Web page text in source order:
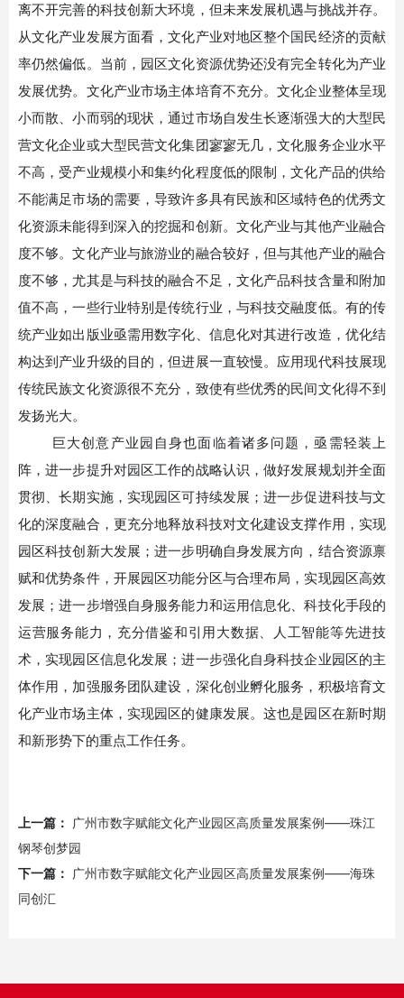
离不开完善的科技创新大环境，但未来发展机遇与挑战并存。
从文化产业发展方面看，文化产业对地区整个国民经济的贡献
率仍然偏低。当前，园区文化资源优势还没有完全转化为产业
发展优势。文化产业市场主体培育不充分。文化企业整体呈现
小而散、小而弱的现状，通过市场自发生长逐渐强大的大型民
营文化企业或大型民营文化集团寥寥无几，文化服务企业水平
不高，受产业规模小和集约化程度低的限制，文化产品的供给
不能满足市场的需要，导致许多具有民族和区域特色的优秀文
化资源未能得到深入的挖掘和创新。文化产业与其他产业融合
度不够。文化产业与旅游业的融合较好，但与其他产业的融合
度不够，尤其是与科技的融合不足，文化产品科技含量和附加
值不高，一些行业特别是传统行业，与科技交融度低。有的传
统产业如出版业亟需用数字化、信息化对其进行改造，优化结
构达到产业升级的目的，但进展一直较慢。应用现代科技展现
传统民族文化资源很不充分，致使有些优秀的民间文化得不到
发扬光大。
巨大创意产业园自身也面临着诸多问题，亟需轻装上
阵，进一步提升对园区工作的战略认识，做好发展规划并全面
贯彻、长期实施，实现园区可持续发展；进一步促进科技与文
化的深度融合，更充分地释放科技对文化建设支撑作用，实现
园区科技创新大发展；进一步明确自身发展方向，结合资源禀
赋和优势条件，开展园区功能分区与合理布局，实现园区高效
发展；进一步增强自身服务能力和运用信息化、科技化手段的
运营服务能力，充分借鉴和引用大数据、人工智能等先进技
术，实现园区信息化发展；进一步强化自身科技企业园区的主
体作用，加强服务团队建设，深化创业孵化服务，积极培育文
化产业市场主体，实现园区的健康发展。这也是园区在新时期
和新形势下的重点工作任务。
上一篇：
广州市数字赋能文化产业园区高质量发展案例——珠江
钢琴创梦园
下一篇：
广州市数字赋能文化产业园区高质量发展案例——海珠
同创汇